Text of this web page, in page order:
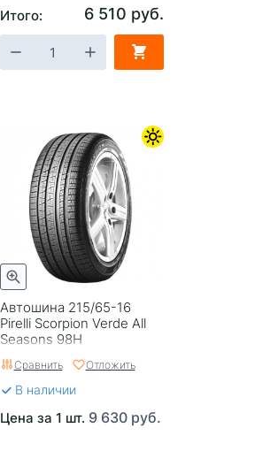
Итого: 6 510 руб.
Автошина 215/65-16
Pirelli Scorpion Verde All
Seasons 98H
Сравнить Отложить
В наличии
Цена за 1 шт. 9 630 руб.